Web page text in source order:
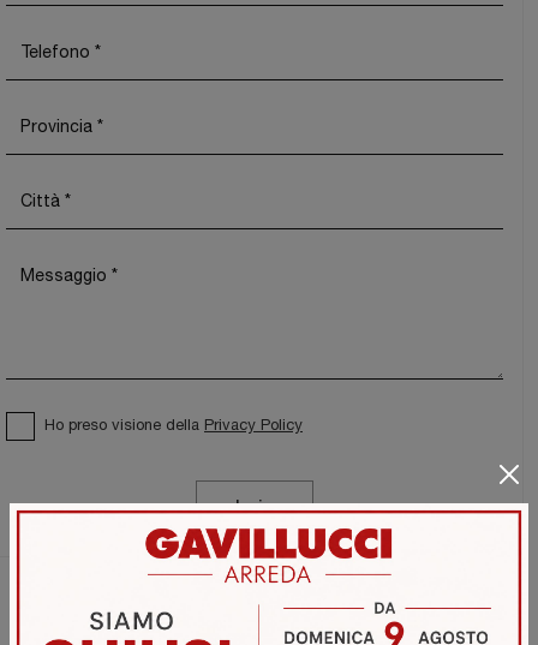
Sfoglia i cataloghi
Ho preso visione della Privacy Policy
Invia